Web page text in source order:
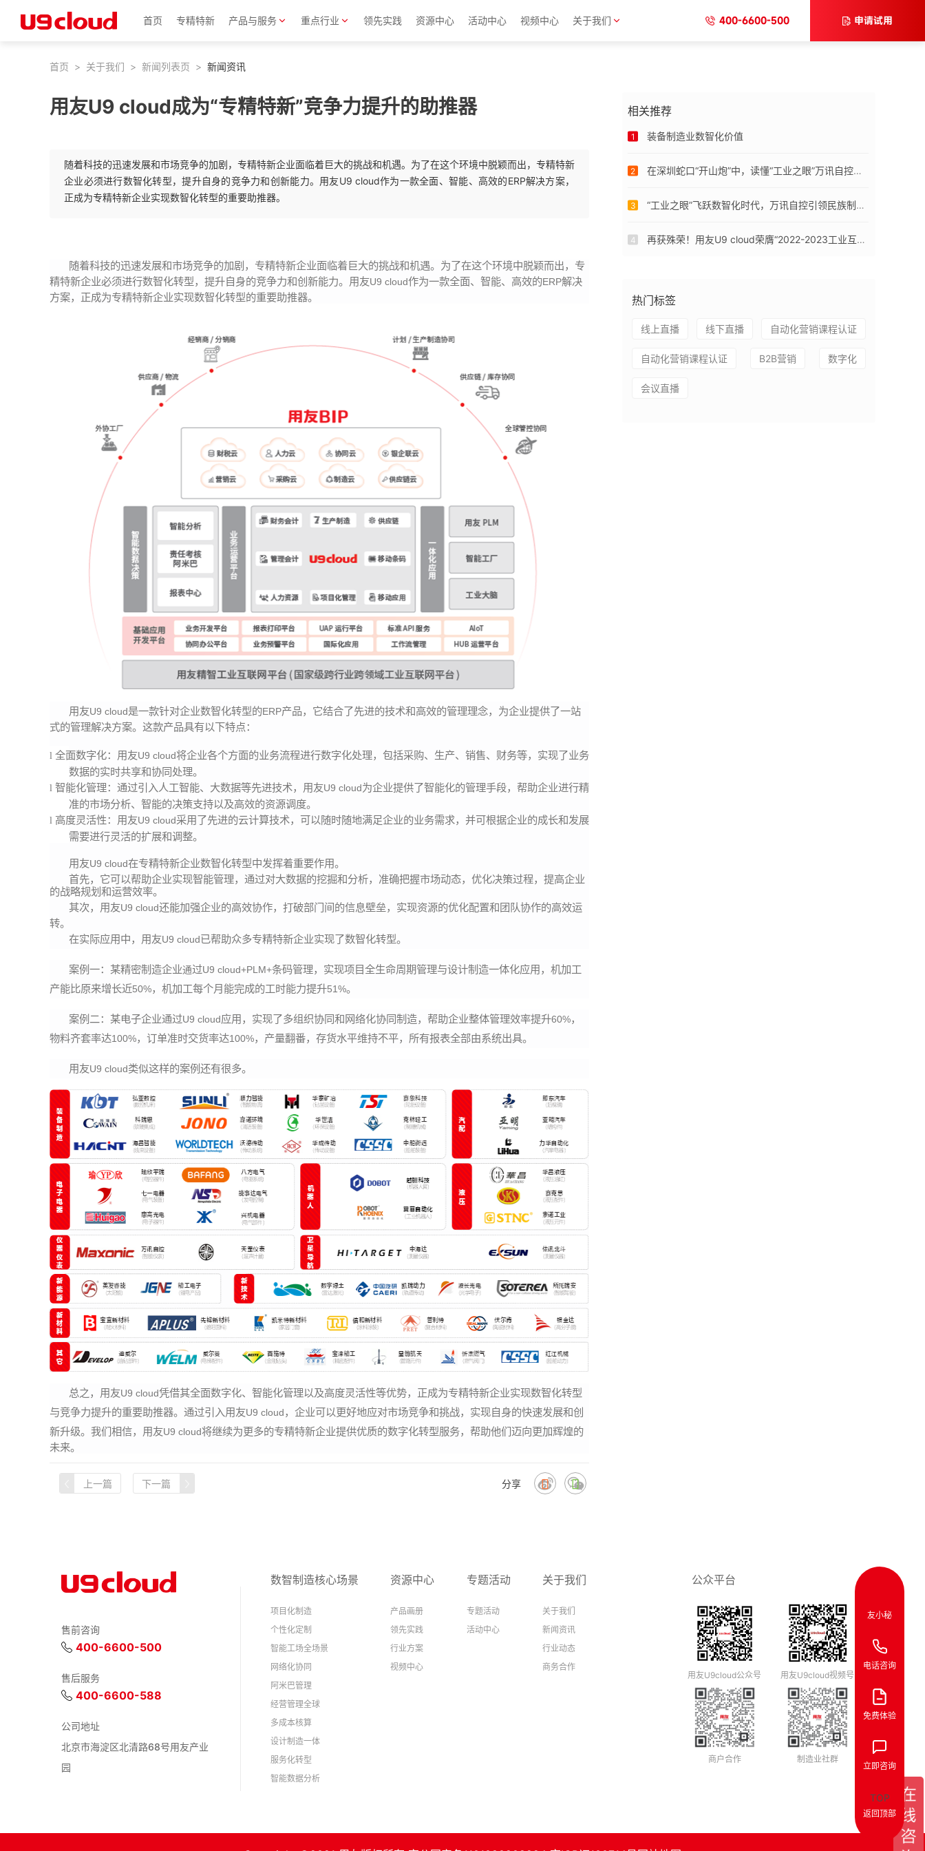
首页 专精特新 产品与服务 重点行业 领先实践 资源中心 活动中心 视频中心 关于我们 400-6600-500 申请试用
首页 > 关于我们 > 新闻列表页 > 新闻资讯
用友U9 cloud成为“专精特新”竞争力提升的助推器
随着科技的迅速发展和市场竞争的加剧，专精特新企业面临着巨大的挑战和机遇。为了在这个环境中脱颖而出，专精特新
企业必须进行数智化转型，提升自身的竞争力和创新能力。用友U9 cloud作为一款全面、智能、高效的ERP解决方案，
正成为专精特新企业实现数智化转型的重要助推器。
随着科技的迅速发展和市场竞争的加剧，专精特新企业面临着巨大的挑战和机遇。为了在这个环境中脱颖而出，专
精特新企业必须进行数智化转型，提升自身的竞争力和创新能力。用友U9 cloud作为一款全面、智能、高效的ERP解决
方案，正成为专精特新企业实现数智化转型的重要助推器。
用友U9 cloud是一款针对企业数智化转型的ERP产品，它结合了先进的技术和高效的管理理念，为企业提供了一站
式的管理解决方案。这款产品具有以下特点：
l 全面数字化：用友U9 cloud将企业各个方面的业务流程进行数字化处理，包括采购、生产、销售、财务等，实现了业务
数据的实时共享和协同处理。
l 智能化管理：通过引入人工智能、大数据等先进技术，用友U9 cloud为企业提供了智能化的管理手段，帮助企业进行精
准的市场分析、智能的决策支持以及高效的资源调度。
l 高度灵活性：用友U9 cloud采用了先进的云计算技术，可以随时随地满足企业的业务需求，并可根据企业的成长和发展
需要进行灵活的扩展和调整。
用友U9 cloud在专精特新企业数智化转型中发挥着重要作用。
首先，它可以帮助企业实现智能管理，通过对大数据的挖掘和分析，准确把握市场动态，优化决策过程，提高企业
的战略规划和运营效率。
其次，用友U9 cloud还能加强企业的高效协作，打破部门间的信息壁垒，实现资源的优化配置和团队协作的高效运
转。
在实际应用中，用友U9 cloud已帮助众多专精特新企业实现了数智化转型。
案例一：某精密制造企业通过U9 cloud+PLM+条码管理，实现项目全生命周期管理与设计制造一体化应用，机加工
产能比原来增长近50%，机加工每个月能完成的工时能力提升51%。
案例二：某电子企业通过U9 cloud应用，实现了多组织协同和网络化协同制造，帮助企业整体管理效率提升60%，
物料齐套率达100%，订单准时交货率达100%，产量翻番，存货水平维持不平，所有报表全部由系统出具。
用友U9 cloud类似这样的案例还有很多。
总之，用友U9 cloud凭借其全面数字化、智能化管理以及高度灵活性等优势，正成为专精特新企业实现数智化转型
与竞争力提升的重要助推器。通过引入用友U9 cloud，企业可以更好地应对市场竞争和挑战，实现自身的快速发展和创
新升级。我们相信，用友U9 cloud将继续为更多的专精特新企业提供优质的数字化转型服务，帮助他们迈向更加辉煌的
未来。
上一篇 下一篇 分享
相关推荐
1 装备制造业数智化价值
2 在深圳蛇口“开山炮”中，读懂“工业之眼”万讯自控的数智化改革
3 “工业之眼”飞跃数智化时代，万讯自控引领民族制造创新
4 再获殊荣！用友U9 cloud荣膺“2022-2023工业互联网十大科技影响力产品”奖
热门标签
线上直播 线下直播 自动化营销课程认证
自动化营销课程认证 B2B营销 数字化
会议直播
售前咨询
400-6600-500
售后服务
400-6600-588
公司地址
北京市海淀区北清路68号用友产业
园
数智制造核心场景
项目化制造
个性化定制
智能工场全场景
网络化协同
阿米巴管理
经营管理全球
多成本核算
设计制造一体
服务化转型
智能数据分析
资源中心
产品画册
领先实践
行业方案
视频中心
专题活动
专题活动
活动中心
关于我们
关于我们
新闻资讯
行业动态
商务合作
公众平台
用友U9cloud公众号 用友U9cloud视频号
商户合作 制造业社群
友小秘
电话咨询
免费体验
立即咨询
TOP
返回顶部